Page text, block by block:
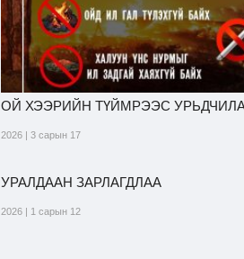
ОЙ ХЭЭРИЙН ТҮЙМРЭЭС
2026 | 3 сарын 17
УРАЛДААН ЗАРЛАГДЛАА
2026 | 1 сарын 12